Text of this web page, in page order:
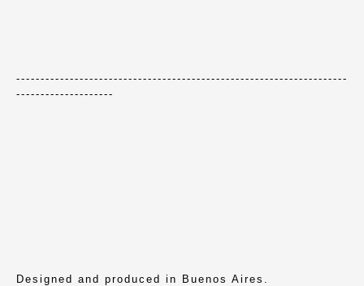
--------------------------------------------------------------------
--------------------
Designed and produced in Buenos Aires.